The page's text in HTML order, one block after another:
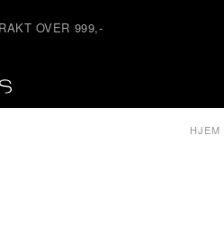
OVER 999,-
HJEM